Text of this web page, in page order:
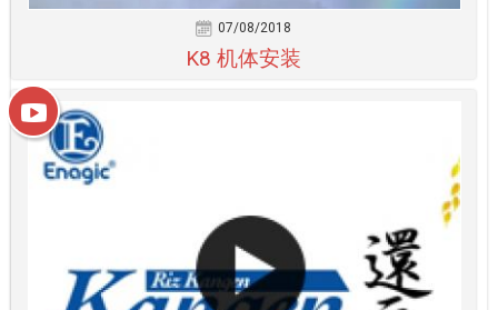
07/08/2018
K8 机体安装